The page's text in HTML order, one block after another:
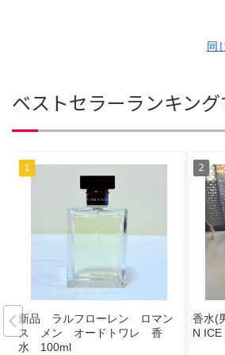
同
ベストセラーランキン
新品 ラルフローレン ロマン
ス メン オードトワレ 香
水 100ml
香水(
N